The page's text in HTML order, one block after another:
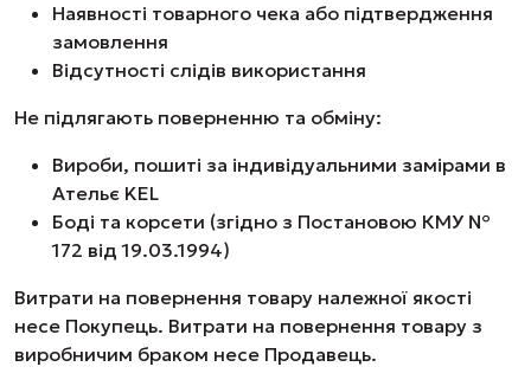
Наявності товарного чека або підтвердження
замовлення
Відсутності слідів використання
Не підлягають поверненню та обміну:
Вироби, пошиті за індивідуальними замірами в
Ательє KEL
Боді та корсети (згідно з Постановою КМУ №
172 від 19.03.1994)
Витрати на повернення товару належної якості
несе Покупець. Витрати на повернення товару з
виробничим браком несе Продавець.